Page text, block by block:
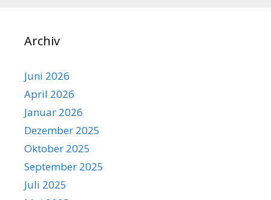
Archiv
Juni 2026
April 2026
Januar 2026
Dezember 2025
Oktober 2025
September 2025
Juli 2025